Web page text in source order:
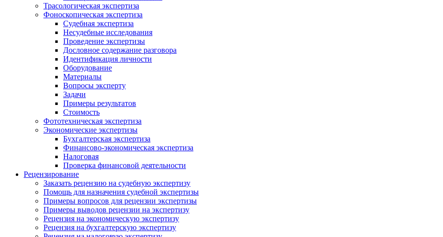
Трасологическая экспертиза
Фоноскопическая экспертиза
Судебная экспертиза
Несудебные исследования
Проведение экспертизы
Дословное содержание разговора
Идентификация личности
Оборудование
Материалы
Вопросы эксперту
Задачи
Примеры результатов
Стоимость
Фототехническая экспертиза
Экономические экспертизы
Бухгалтерская экспертиза
Финансово-экономическая экспертиза
Налоговая
Проверка финансовой деятельности
Рецензирование
Заказать рецензию на судебную экспертизу
Помощь для назначения судебной экспертизы
Примеры вопросов для рецензии экспертизы
Примеры выводов рецензии на экспертизу
Рецензия на экономическую экспертизу
Рецензия на бухгалтерскую экспертизу